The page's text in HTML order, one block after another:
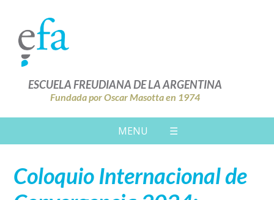
ESCUELA FREUDIANA DE LA ARGENTINA
Fundada por Oscar Masotta en 1974
MENU ☰
Coloquio Internacional de